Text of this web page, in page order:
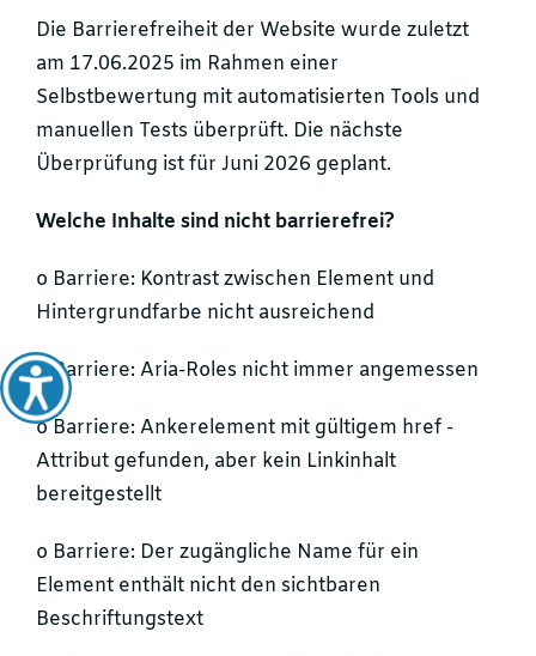
Die Barrierefreiheit der Website wurde zuletzt
am 17.06.2025 im Rahmen einer
Selbstbewertung mit automatisierten Tools und
manuellen Tests überprüft. Die nächste
Überprüfung ist für Juni 2026 geplant.
Welche Inhalte sind nicht barrierefrei?
o Barriere: Kontrast zwischen Element und
Hintergrundfarbe nicht ausreichend
o Barriere: Aria-Roles nicht immer angemessen
o Barriere: Ankerelement mit gültigem href -
Attribut gefunden, aber kein Linkinhalt
bereitgestellt
o Barriere: Der zugängliche Name für ein
Element enthält nicht den sichtbaren
Beschriftungstext